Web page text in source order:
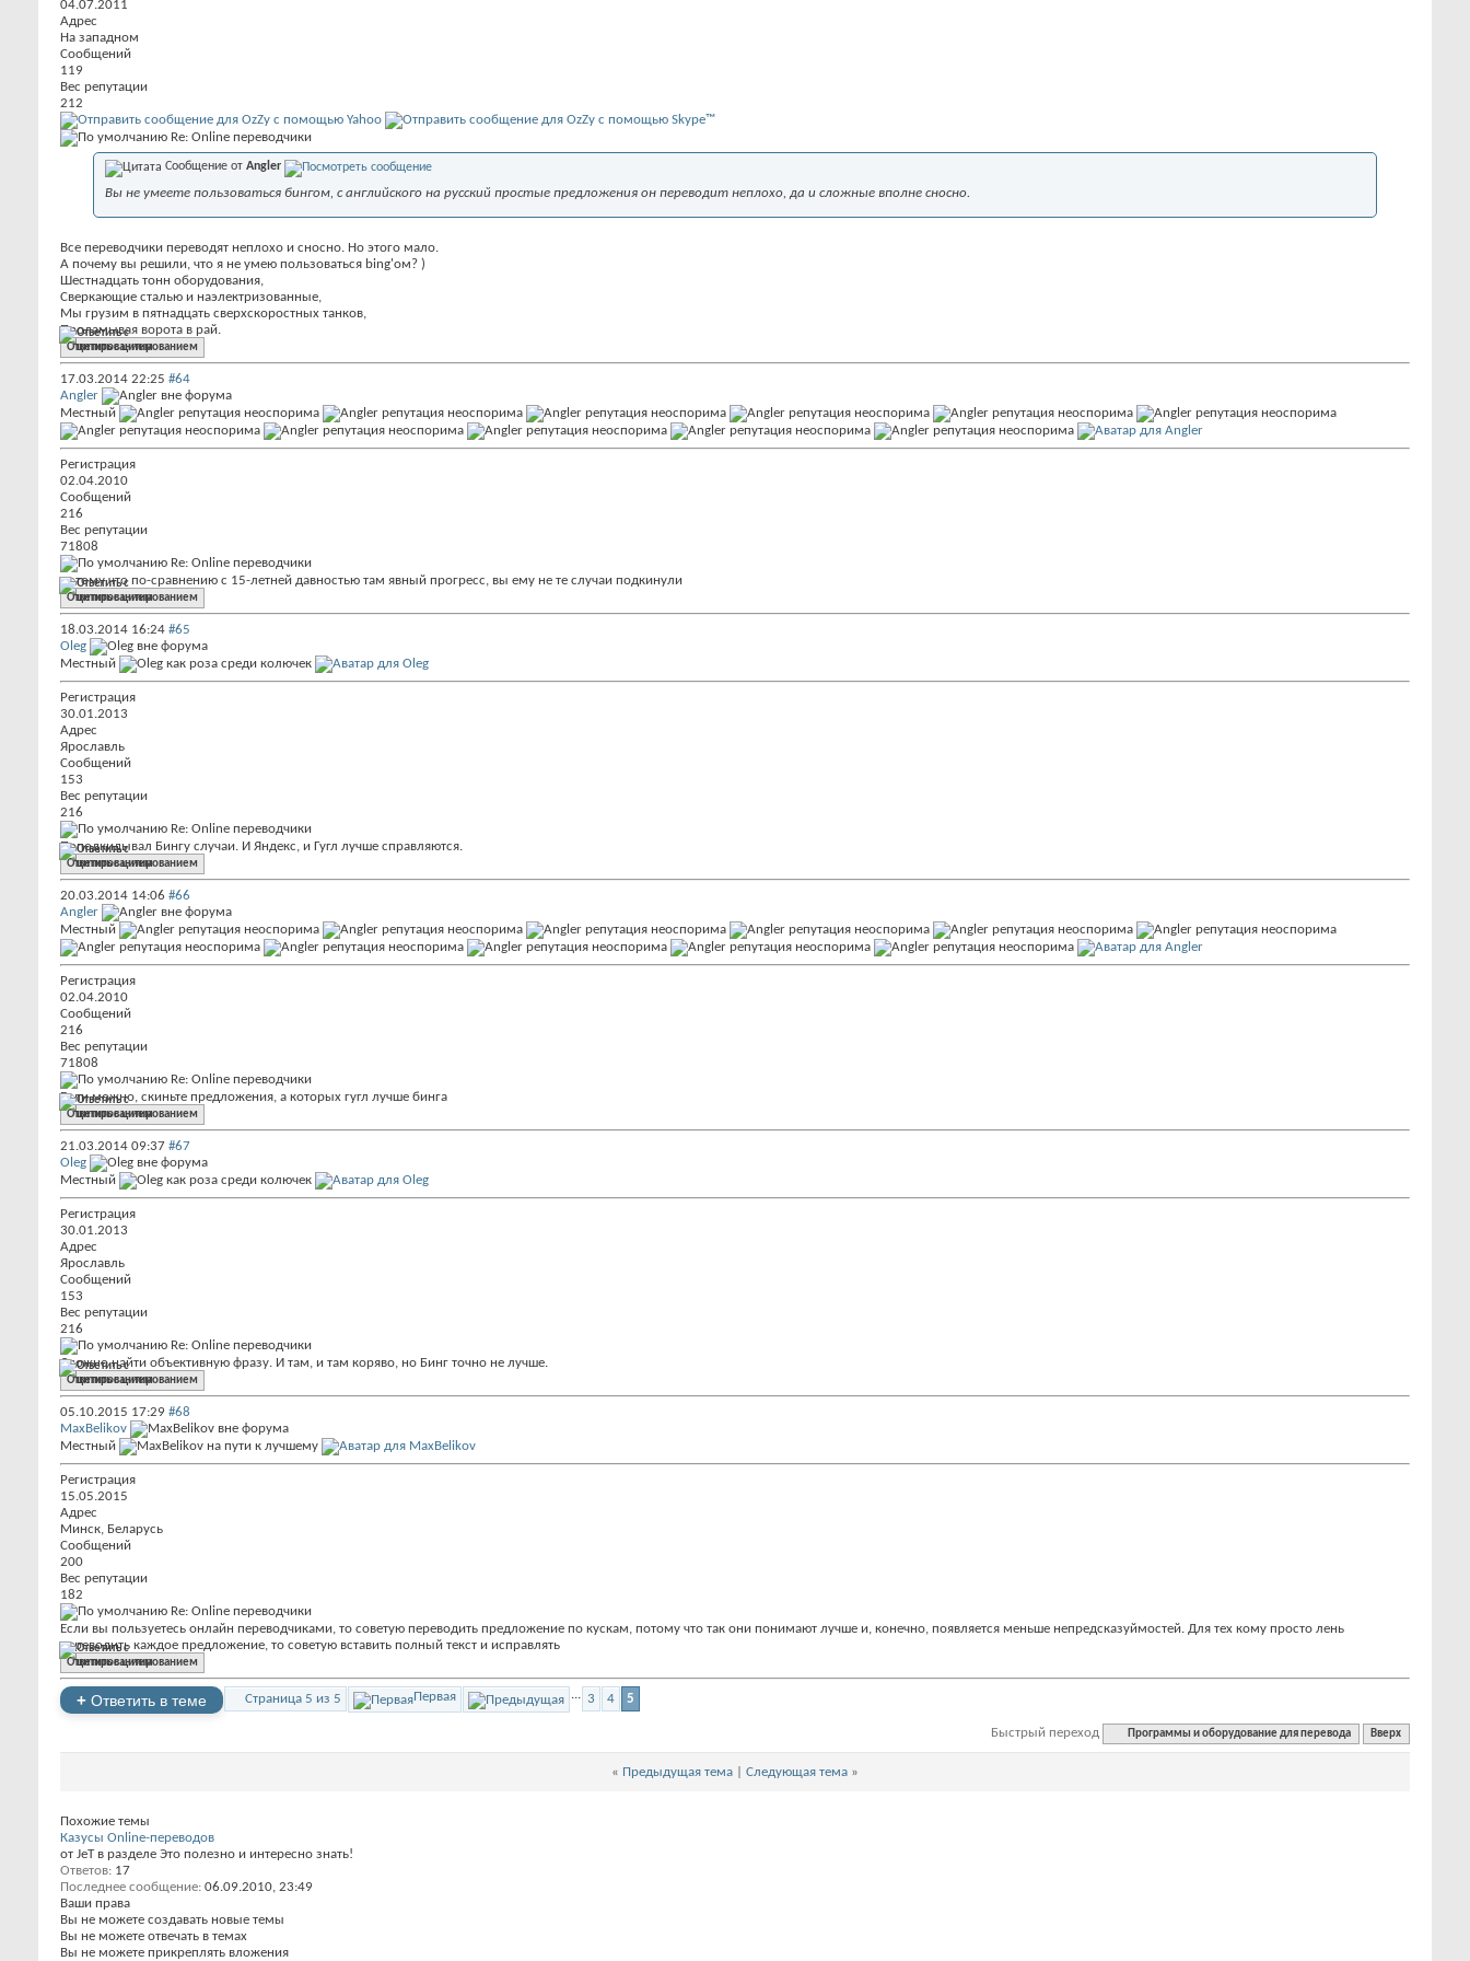
04.07.2011
Адрес
На западном
Сообщений
119
Вес репутации
212
Re: Online переводчики
Сообщение от Angler
Вы не умеете пользоваться бингом, с английского на русский простые предложения он переводит неплохо, да и сложные вполне сносно.
Все переводчики переводят неплохо и сносно. Но этого мало.
А почему вы решили, что я не умею пользоваться bing'ом? )
Шестнадцать тонн оборудования,
Сверкающие сталью и наэлектризованные,
Мы грузим в пятнадцать сверхскоростных танков,
Проламывая ворота в рай.
Ответить с цитированием
17.03.2014 22:25 #64
Angler
Местный
Регистрация
02.04.2010
Сообщений
216
Вес репутации
71808
Re: Online переводчики
потому что по-сравнению с 15-летней давностью там явный прогресс, вы ему не те случаи подкинули
Ответить с цитированием
18.03.2014 16:24 #65
Oleg
Местный
Регистрация
30.01.2013
Адрес
Ярославль
Сообщений
153
Вес репутации
216
Re: Online переводчики
Поподкидывал Бингу случаи. И Яндекс, и Гугл лучше справляются.
Ответить с цитированием
20.03.2014 14:06 #66
Angler
Местный
Регистрация
02.04.2010
Сообщений
216
Вес репутации
71808
Re: Online переводчики
Если можно, скиньте предложения, а которых гугл лучше бинга
Ответить с цитированием
21.03.2014 09:37 #67
Oleg
Местный
Регистрация
30.01.2013
Адрес
Ярославль
Сообщений
153
Вес репутации
216
Re: Online переводчики
Сложно найти объективную фразу. И там, и там коряво, но Бинг точно не лучше.
Ответить с цитированием
05.10.2015 17:29 #68
MaxBelikov
Местный
Регистрация
15.05.2015
Адрес
Минск, Беларусь
Сообщений
200
Вес репутации
182
Re: Online переводчики
Если вы пользуетесь онлайн переводчиками, то советую переводить предложение по кускам, потому что так они понимают лучше и, конечно, появляется меньше непредсказуймостей. Для тех кому просто лень
переводить каждое предложение, то советую вставить полный текст и исправлять
Ответить с цитированием
+ Ответить в теме Страница 5 из 5 Первая ... 3 4 5
Быстрый переход Программы и оборудование для перевода Вверх
« Предыдущая тема Следующая тема »
Похожие темы
Казусы Online-переводов
от JeT в разделе Это полезно и интересно знать!
Ответов: 17
Последнее сообщение: 06.09.2010, 23:49
Ваши права
Вы не можете создавать новые темы
Вы не можете отвечать в темах
Вы не можете прикреплять вложения